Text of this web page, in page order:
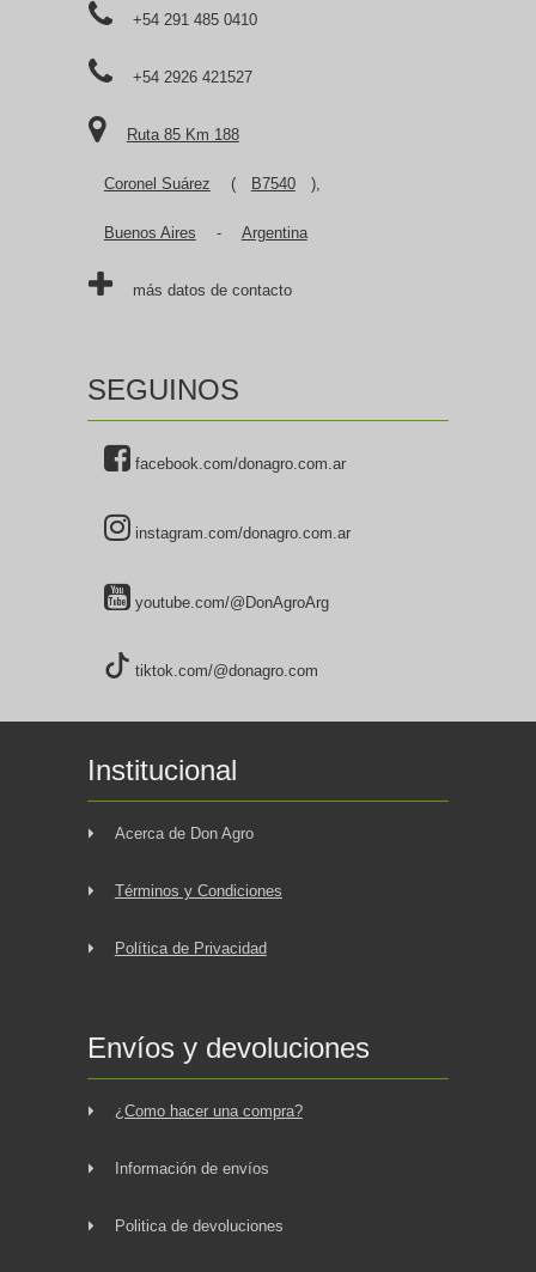
+54 291 485 0410
+54 2926 421527
Ruta 85 Km 188
Coronel Suárez ( B7540 ),
Buenos Aires - Argentina
más datos de contacto
SEGUINOS
facebook.com/donagro.com.ar
instagram.com/donagro.com.ar
youtube.com/@DonAgroArg
tiktok.com/@donagro.com
Institucional
Acerca de Don Agro
Términos y Condiciones
Política de Privacidad
Envíos y devoluciones
¿Como hacer una compra?
Información de envíos
Politica de devoluciones